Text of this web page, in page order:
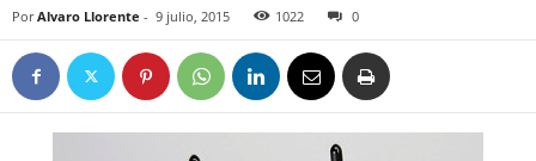
Por Alvaro Llorente - 9 julio, 2015 1022 0